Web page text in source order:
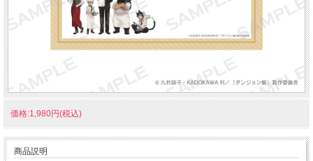
価格:1,980円(税込)
商品説明